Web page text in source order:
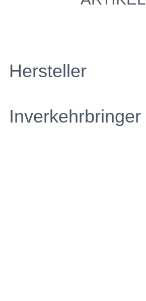
Hersteller
Inverkehrbringer